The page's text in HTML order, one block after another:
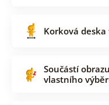
Korková
Součástí
vlastního